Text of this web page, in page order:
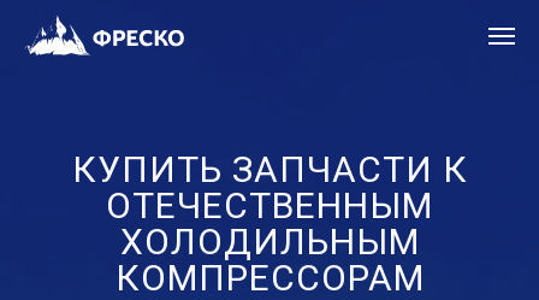
КУПИТЬ ЗАПЧАСТИ К
ОТЕЧЕСТВЕННЫМ
ХОЛОДИЛЬНЫМ
КОМПРЕССОРАМ